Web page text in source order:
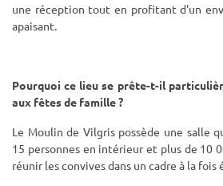
une réception tout en profitant d'un
apaisant.
Pourquoi ce lieu se prête-t-il
aux fêtes de famille ?
Le Moulin de Vilgris possède une salle
15 personnes en intérieur et plus de 10
réunir les convives dans un cadre à la